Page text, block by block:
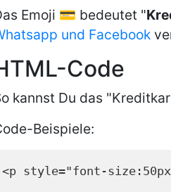
Emoji 💳 bedeutet "
und Facebook
Code
kannst Du das
Beispiele:
<p style="font-